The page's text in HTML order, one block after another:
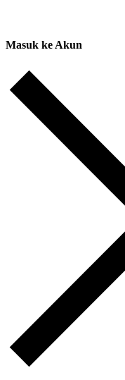
Masuk ke Akun